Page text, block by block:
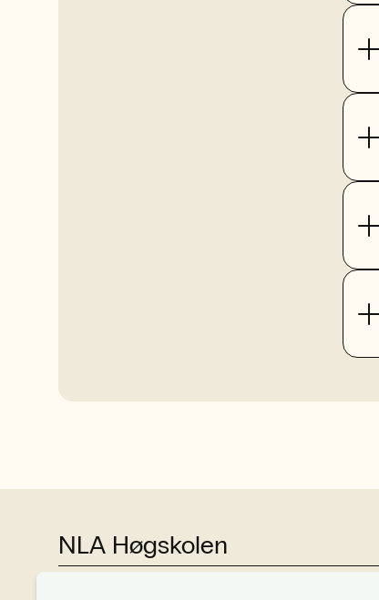
NLA Høgskolen